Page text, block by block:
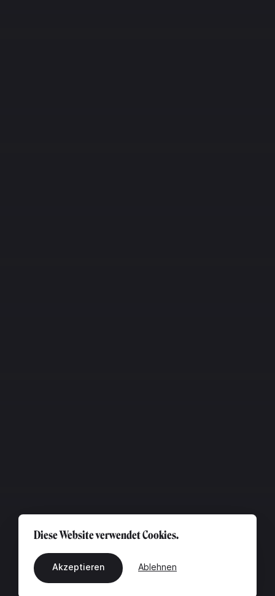
Diese Website verwendet Cookies.
Akzeptieren Ablehnen